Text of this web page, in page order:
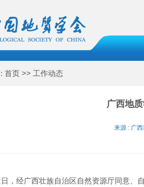
首页 >> 工作动态
广西地
来源 : 广
，经广西壮族自治区自然资源厅同意、